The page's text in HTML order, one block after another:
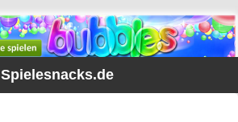
Spielesnacks.de